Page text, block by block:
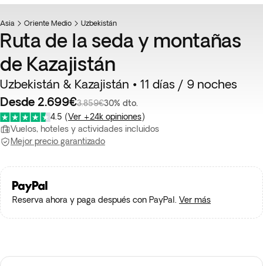
Asia Oriente Medio Uzbekistán
Ruta de la seda y montañas
de Kazajistán
Uzbekistán & Kazajistán • 11 días / 9 noches
Desde 2.699€3.859€30% dto.
4.5 (Ver +24k opiniones)
Vuelos, hoteles y actividades incluidos
Mejor precio garantizado
Reserva ahora y paga después con PayPal. Ver más